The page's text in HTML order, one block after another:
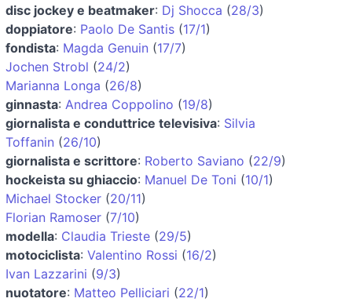
disc jockey e beatmaker: Dj Shocca (28/3)
doppiatore: Paolo De Santis (17/1)
fondista: Magda Genuin (17/7)
Jochen Strobl (24/2)
Marianna Longa (26/8)
ginnasta: Andrea Coppolino (19/8)
giornalista e conduttrice televisiva: Silvia
Toffanin (26/10)
giornalista e scrittore: Roberto Saviano (22/9)
hockeista su ghiaccio: Manuel De Toni (10/1)
Michael Stocker (20/11)
Florian Ramoser (7/10)
modella: Claudia Trieste (29/5)
motociclista: Valentino Rossi (16/2)
Ivan Lazzarini (9/3)
nuotatore: Matteo Pelliciari (22/1)